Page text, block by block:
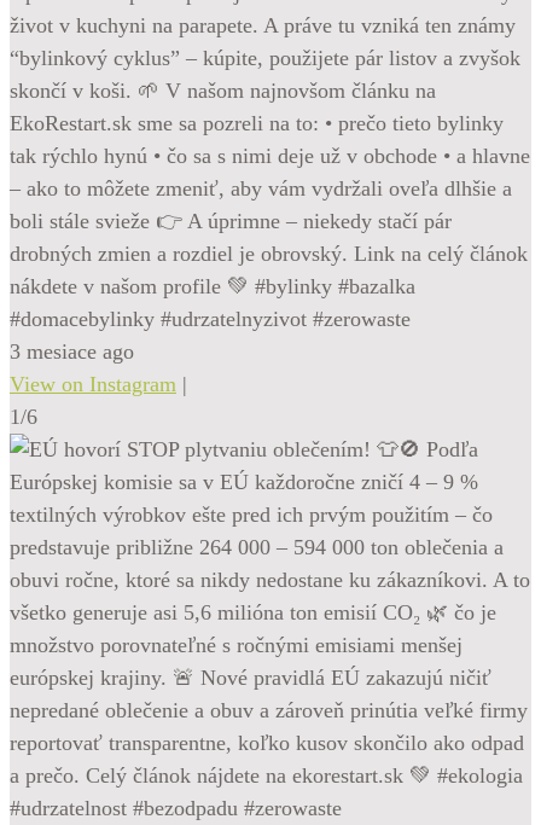
život v kuchyni na parapete. A práve tu vzniká ten známy
“bylinkový cyklus” – kúpite, použijete pár listov a zvyšok
skončí v koši. 🌱 V našom najnovšom článku na
EkoRestart.sk sme sa pozreli na to: • prečo tieto bylinky
tak rýchlo hynú • čo sa s nimi deje už v obchode • a hlavne
– ako to môžete zmeniť, aby vám vydržali oveľa dlhšie a
boli stále svieže 👉 A úprimne – niekedy stačí pár
drobných zmien a rozdiel je obrovský. Link na celý článok
nákdete v našom profile 💚 #bylinky #bazalka
#domacebylinky #udrzatelnyzivot #zerowaste
3 mesiace ago
View on Instagram |
1/6